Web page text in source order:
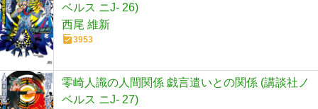
ベルス ニJ- 26)
西尾 維新
3953
零崎人識の人間関係 戯言遣いとの関係 (講談社ノ
ベルス ニJ- 27)